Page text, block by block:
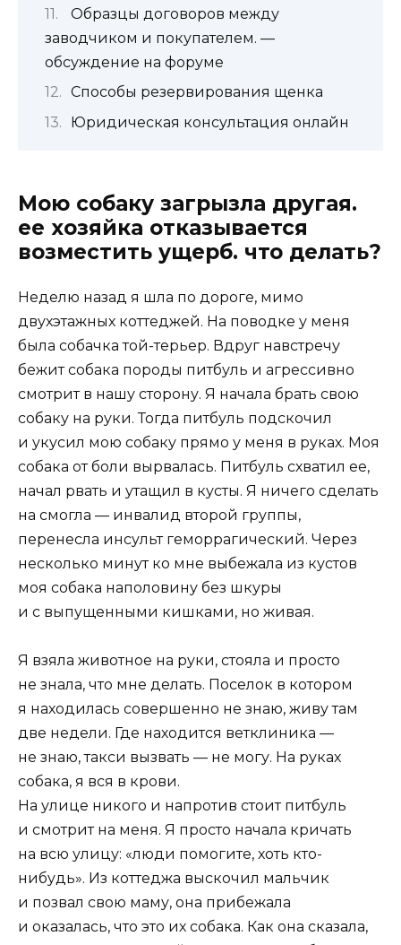
Образцы договоров между
заводчиком и покупателем. —
обсуждение на форуме
Способы резервирования щенка
Юридическая консультация онлайн
Мою собаку загрызла другая.
ее хозяйка отказывается
возместить ущерб. что делать?
Неделю назад я шла по дороге, мимо
двухэтажных коттеджей. На поводке у меня
была собачка той-терьер. Вдруг навстречу
бежит собака породы питбуль и агрессивно
смотрит в нашу сторону. Я начала брать свою
собаку на руки. Тогда питбуль подскочил
и укусил мою собаку прямо у меня в руках. Моя
собака от боли вырвалась. Питбуль схватил ее,
начал рвать и утащил в кусты. Я ничего сделать
на смогла — инвалид второй группы,
перенесла инсульт геморрагический. Через
несколько минут ко мне выбежала из кустов
моя собака наполовину без шкуры
и с выпущенными кишками, но живая.
Я взяла животное на руки, стояла и просто
не знала, что мне делать. Поселок в котором
я находилась совершенно не знаю, живу там
две недели. Где находится ветклиника —
не знаю, такси вызвать — не могу. На руках
собака, я вся в крови.
На улице никого и напротив стоит питбуль
и смотрит на меня. Я просто начала кричать
на всю улицу: «люди помогите, хоть кто-
нибудь». Из коттеджа выскочил мальчик
и позвал свою маму, она прибежала
и оказалась, что это их собака. Как она сказала,